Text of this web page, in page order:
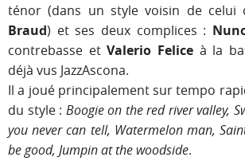
ténor (dans un style voisin de celui
Braud) et ses deux complices :
contrebasse etValerio Feliceà la
déjà vus JazzAscona.
Il a joué principalement sur tempo
du style : Boogie on the red river valley,
you never can tell, Watermelon man,
be good, Jumpin at the woodside.